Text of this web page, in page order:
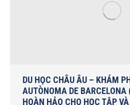
DU HỌC CHÂU ÂU – KHÁM
AUTÒNOMA DE
HOÀN HẢO CHO HỌC TẬP